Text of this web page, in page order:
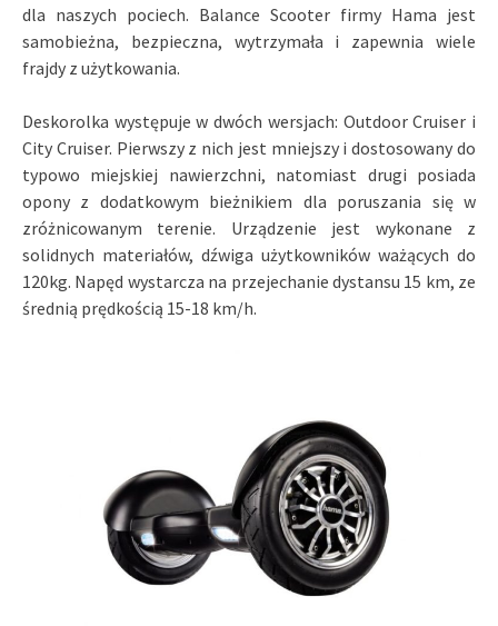
dla naszych pociech. Balance Scooter firmy Hama jest
samobieżna, bezpieczna, wytrzymała i zapewnia wiele
frajdy z użytkowania.
Deskorolka występuje w dwóch wersjach: Outdoor Cruiser i
City Cruiser. Pierwszy z nich jest mniejszy i dostosowany do
typowo miejskiej nawierzchni, natomiast drugi posiada
opony z dodatkowym bieżnikiem dla poruszania się w
zróżnicowanym terenie. Urządzenie jest wykonane z
solidnych materiałów, dźwiga użytkowników ważących do
120kg. Napęd wystarcza na przejechanie dystansu 15 km, ze
średnią prędkością 15-18 km/h.